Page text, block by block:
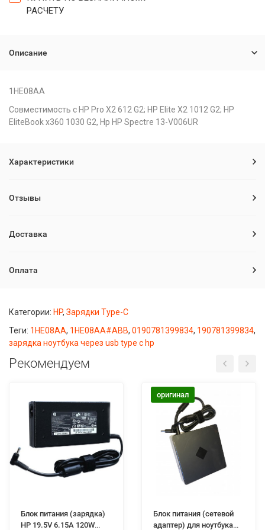
РАСЧЕТУ
Описание
1HE08AA
Совместимость с HP Pro X2 612 G2; HP Elite X2 1012 G2; HP
EliteBook x360 1030 G2, Hp HP Spectre 13-V006UR
Характеристики
Отзывы
Доставка
Оплата
Категории: HP, Зарядки Type-C
Теги: 1HE08AA, 1HE08AA#ABB, 0190781399834, 190781399834,
зарядка ноутбука через usb type c hp
Рекомендуем
Блок питания (зарядка)
HP 19.5V 6.15A 120W
оригинал
Блок питания (сетевой
адаптер) для ноутбука